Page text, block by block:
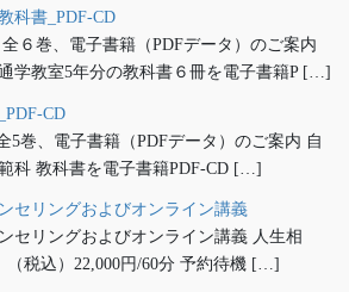
科書_PDF-CD
６巻、電子書籍（PDFデータ）のご案内
学教室5年分の教科書６冊を電子書籍P […]
CD
5巻、電子書籍（PDFデータ）のご案内 自
科 教科書を電子書籍PDF-CD […]
セリングおよびオンライン講義
セリングおよびオンライン講義 人生相
（税込）22,000円/60分 予約待機 […]